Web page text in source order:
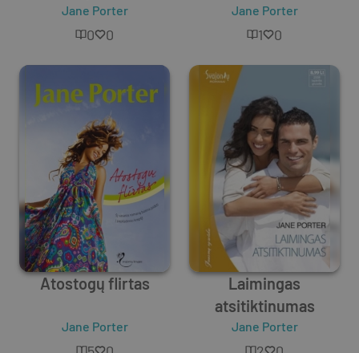
Jane Porter
0 0
Jane Porter
1 0
Atostogų flirtas
Jane Porter
Laimingas
atsitiktinumas
Jane Porter